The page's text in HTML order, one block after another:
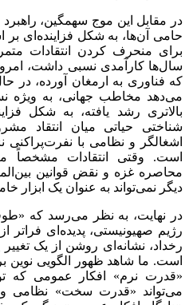
در مقابل این موج سهمگین،
حامی آن‌ها، به شکل فزاینده‌ای بر
برای منحرف کردن انتقادات
سال‌ها کارآمدی نسبی داشت،
که فناوری به ارمغان آورده،
می‌دهد مخاطب جهانی، به ویژه
بالاتری رشد یافته، به شکل
شناختی حیاتی میان انتقاد
اشغالگر و نظامی با نفرت‌پراکنی
است. وقتی انتقادات مشخصاً
محاصره غزه و نقض قوانین
دیگر نمی‌تواند به عنوان یک ابزار
در نهایت، به نظر می‌رسد که
رژیم صهیونیستی، پدیده‌ای فراتر
رخداد، نشانه‌ای روشن از یک تغییر
است. ما شاهد ظهور الگویی نوین
«قدرت نرم» افکار عمومی که
می‌تواند «قدرت سخت» نظامی و